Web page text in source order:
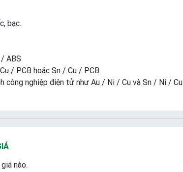
bạc..
ABS
/ PCB hoặc Sn / Cu / PCB
công nghiệp điện tử như Au / Ni / Cu và Sn / Ni / Cu
nào.